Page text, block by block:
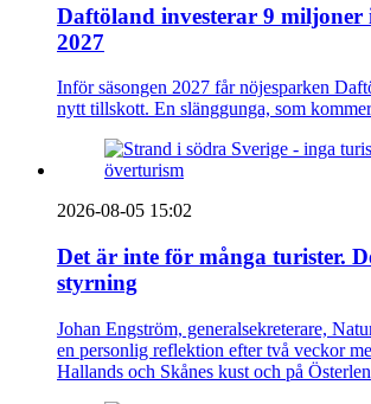
Daftöland investerar 9
2027
Inför säsongen 2027 får nöjesparken
nytt tillskott. En slänggunga, som
2026-08-05 15:02
Det är inte för många turister.
styrning
Johan Engström, generalsekreterare,
en personlig reflektion efter två veckor
Hallands och Skånes kust och på Österlen